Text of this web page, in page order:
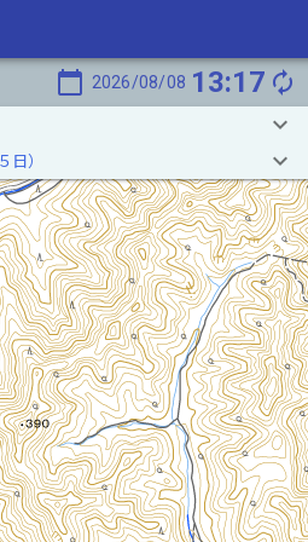
calendar_today 2026/08/08 13:17 autorenew
keyboard_arrow_down
） keyboard_arrow_down